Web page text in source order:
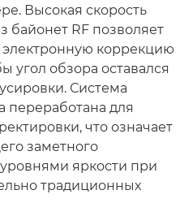
Высокая скорость
RF позволяет
электронную коррекцию
угол обзора оставался
Система
переработана для
что означает
заметного
яркости при
традиционных